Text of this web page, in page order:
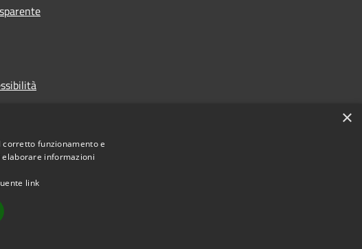
• Comune di Selva di Cadore • Powered by
×
funzionamento e
elaborare informazioni
link